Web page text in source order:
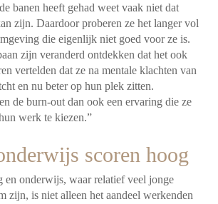
banen heeft gehad weet vaak niet dat
zijn. Daardoor proberen ze het langer vol
die eigenlijk niet goed voor ze is.
zijn veranderd ontdekken dat het ook
vertelden dat ze na mentale klachten van
en nu beter op hun plek zitten.
de burn-out dan ook een ervaring die ze
werk te kiezen.”
scoren hoog
en onderwijs, waar relatief veel jonge
zijn, is niet alleen het aandeel werkenden